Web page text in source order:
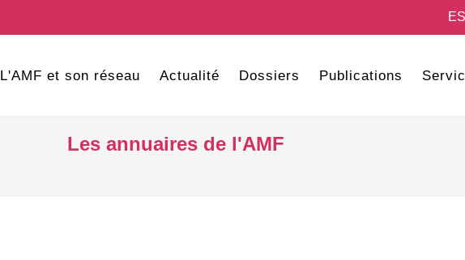
L'AMF et son réseau Actualité Dossiers Publications
Les annuaires de l'AMF